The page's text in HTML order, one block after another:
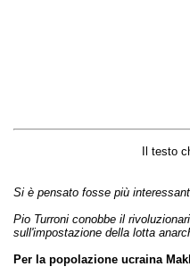
Il testo
Si è pensato fosse più
Pio Turroni conobbe il
sull'impostazione della lotta
Per la popolazione ucraina